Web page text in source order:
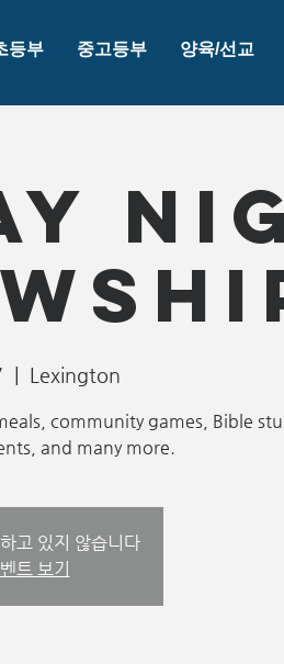
등부 중고등부 양육/선교
Lexington
community games, Bible
and many more.
고 있지 않습니다
트 보기